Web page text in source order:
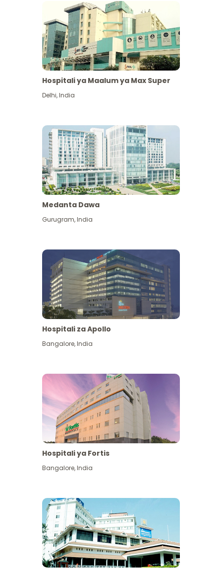
Hospitali ya Maalum ya Max Super
Delhi,India
Medanta Dawa
Gurugram,India
Hospitali za Apollo
Bangalore,India
Hospitali ya Fortis
Bangalore,India